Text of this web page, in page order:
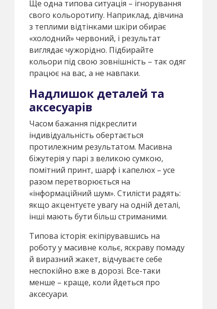
Ще одна типова ситуація – ігнорування
свого кольоротипу. Наприклад, дівчина
з теплими відтінками шкіри обирає
«холодний» червоний, і результат
виглядає чужорідно. Підбирайте
кольори під свою зовнішність – так одяг
працює на вас, а не навпаки.
Надлишок деталей та
аксесуарів
Часом бажання підкреслити
індивідуальність обертається
протилежним результатом. Масивна
біжутерія у парі з великою сумкою,
помітний принт, шарф і капелюх – усе
разом перетворюється на
«інформаційний шум». Стилісти радять:
якщо акцентуєте увагу на одній деталі,
інші мають бути більш стриманими.
Типова історія: екіпірувавшись на
роботу у масивне кольє, яскраву помаду
й виразний жакет, відчуваєте себе
неспокійно вже в дорозі. Все-таки
менше – краще, коли йдеться про
аксесуари.